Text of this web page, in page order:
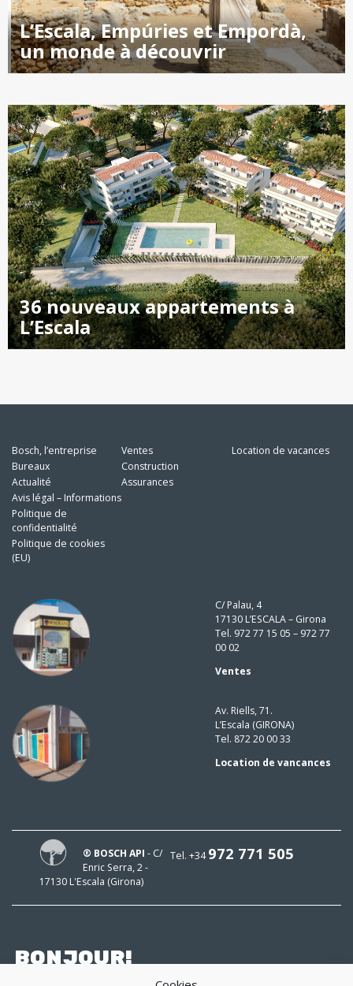
L’Escala, Empúries et Empordà,
un monde à découvrir
36 nouveaux appartements à
L’Escala
Bosch, l’entreprise
Bureaux
Actualité
Avis légal – Informations
Politique de
confidentialité
Politique de cookies
(EU)
Ventes
Construction
Assurances
Location de vacances
C/ Palau, 4
17130 L’ESCALA – Girona
Tel. 972 77 15 05 – 972 77
00 02
Ventes
Av. Riells, 71.
L’Escala (GIRONA)
Tel. 872 20 00 33
Location de vancances
Tel. +34972 771 505
® BOSCH API - C/
Enric Serra, 2 -
17130 L'Escala (Girona)
BONJOUR!